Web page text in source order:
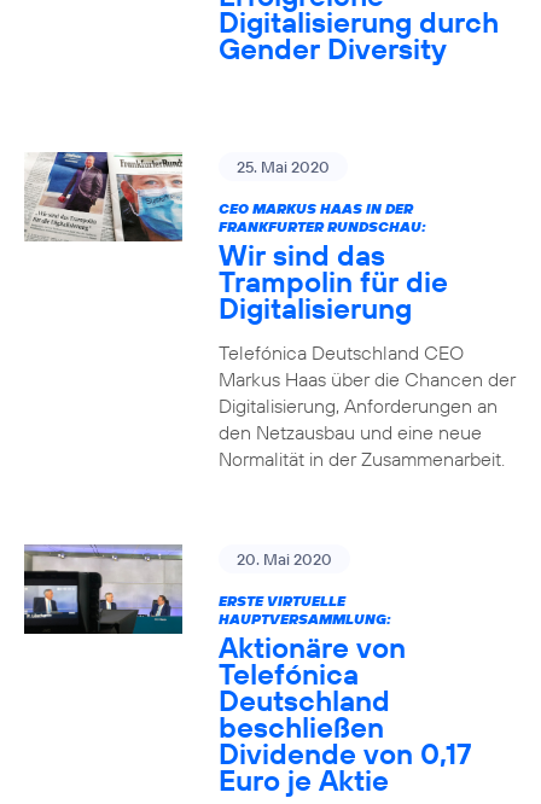
Digitalisierung durch
Gender Diversity
25. Mai 2020
CEO MARKUS HAAS IN DER
FRANKFURTER RUNDSCHAU:
Wir sind das
Trampolin für die
Digitalisierung
Telefónica Deutschland CEO
Markus Haas über die Chancen der
Digitalisierung, Anforderungen an
den Netzausbau und eine neue
Normalität in der Zusammenarbeit.
20. Mai 2020
ERSTE VIRTUELLE
HAUPTVERSAMMLUNG:
Aktionäre von
Telefónica
Deutschland
beschließen
Dividende von 0,17
Euro je Aktie